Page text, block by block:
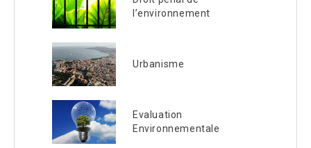
l’environnement
Urbanisme
Evaluation
Environnementale